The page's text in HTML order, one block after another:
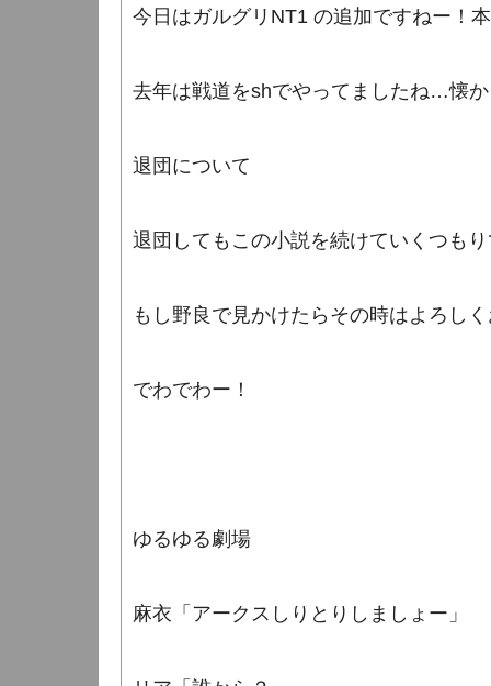
今日はガルグリNT1 の追加ですねー！
去年は戦道をshでやってましたね…懐
退団について
退団してもこの小説を続けていくつも
もし野良で見かけたらその時はよろし
でわでわー！
ゆるゆる劇場
麻衣「アークスしりとりしましょー」